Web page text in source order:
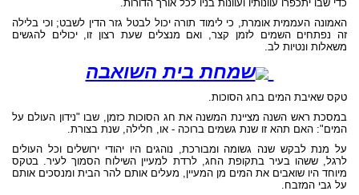
כדי שבו יתכפרו עוונותיו ועוונות בניו לכל אורך הדורות.
האמונה העממית אומרת, כי לימוד תורה יכול לבטל גזר הדין לשבט; וכי בלילה
זה נפתחים השמים לזמן קצר, ואם מנצלים שעת רצון זו, יכולים להגשים
משאלות ונטיות לב.
שמחת בית השואבה
טקס שאיבת המים בחג הסוכות.
במסכת ראש השנה מציינת המשנה את חג הסוכות כזמן, שבו "נידון העולם על
המים": האם תהא זו שנת גשמים ברוכה - או, חלילה, שנת בצורת.
על מנת לבקש שנה גשומה ומבורכת, נוהגים היו יהודי ירושלים וכל העולים
לרגל, ששהו בעיר בתקופת החג, לרדת למעיין השילוח הסמוך לעיר. בטקס
מיוחד היו שואבים את המים מן המעיין, מעלים אותם להר הבית ומנסכים אותם
על גבי המזבח.